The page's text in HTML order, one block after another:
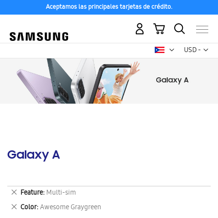
Aceptamos las principales tarjetas de crédito.
USD -
dólar
Mi carrito
Galaxy A
Feature Multi-sim
Eliminar
este
artículo
Color Awesome Graygreen
Eliminar